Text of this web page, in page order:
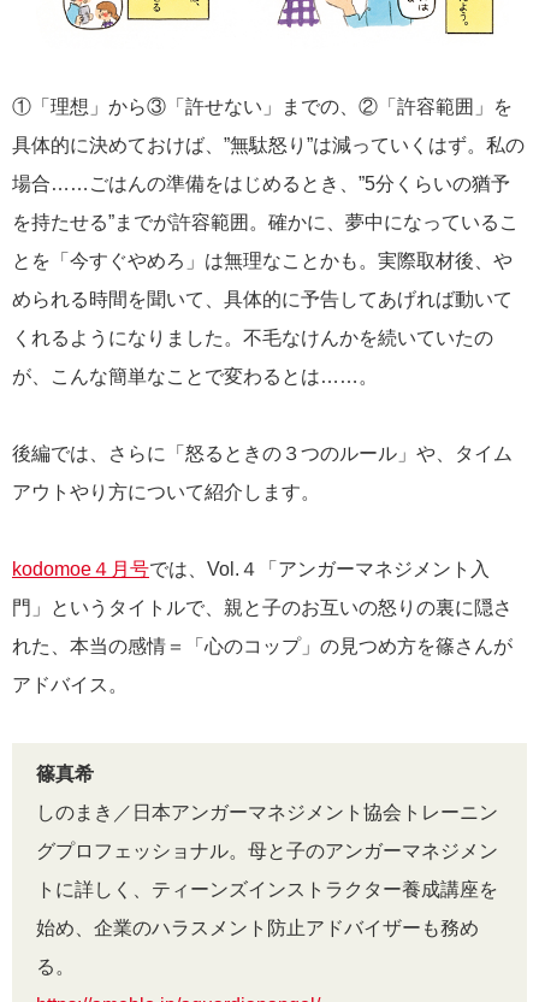
①「理想」から③「許せない」までの、②「許容範囲」を
具体的に決めておけば、”無駄怒り”は減っていくはず。私の
場合……ごはんの準備をはじめるとき、”5分くらいの猶予
を持たせる”までが許容範囲。確かに、夢中になっているこ
とを「今すぐやめろ」は無理なことかも。実際取材後、や
められる時間を聞いて、具体的に予告してあげれば動いて
くれるようになりました。不毛なけんかを続いていたの
が、こんな簡単なことで変わるとは……。
後編では、さらに「怒るときの３つのルール」や、タイム
アウトやり方について紹介します。
kodomoe４月号では、Vol.４「アンガーマネジメント入
門」というタイトルで、親と子のお互いの怒りの裏に隠さ
れた、本当の感情＝「心のコップ」の見つめ方を篠さんが
アドバイス。
篠真希
しのまき／日本アンガーマネジメント協会トレーニン
グプロフェッショナル。母と子のアンガーマネジメン
トに詳しく、ティーンズインストラクター養成講座を
始め、企業のハラスメント防止アドバイザーも務め
る。